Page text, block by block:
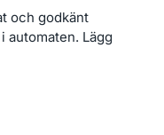
och godkänt
automaten. Lägg